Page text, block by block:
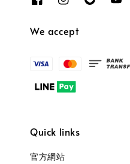
We accept
Quick links
官方網站